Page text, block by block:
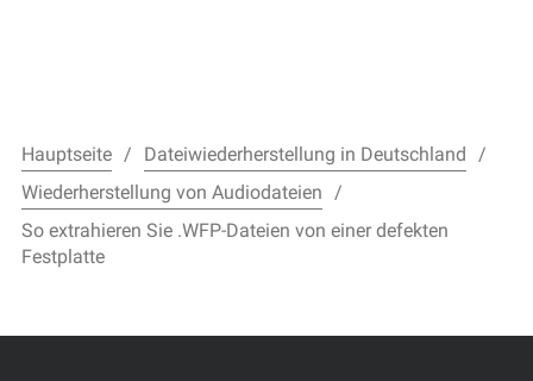
Hauptseite
Dateiwiederherstellung in Deutschland
Wiederherstellung von Audiodateien
So extrahieren Sie .WFP-Dateien von einer defekten
Festplatte